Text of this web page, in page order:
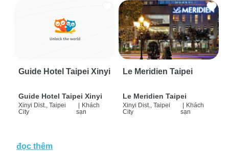
Guide Hotel Taipei Xinyi
Guide Hotel Taipei Xinyi
Xinyi Dist., Taipei
City
| Khách
sạn
Le Meridien Taipei
Le Meridien Taipei
Xinyi Dist., Taipei
City
| Khách
sạn
đọc thêm